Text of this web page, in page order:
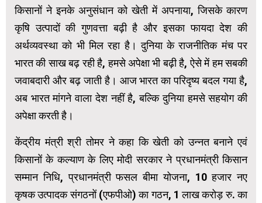
किसानों ने इनके अनुसंधान को खेती में अपनाया, जिसके कारण
कृषि उत्पादों की गुणवत्ता बढ़ी है और इसका फायदा देश की
अर्थव्यवस्था को भी मिल रहा है। दुनिया के राजनीतिक मंच पर
भारत की साख बढ़ रही है, हमसे अपेक्षा भी बढ़ी है, ऐसे में हम सबकी
जवाबदारी और बढ़ जाती है। आज भारत का परिदृष्य बदल गया है,
अब भारत मांगने वाला देश नहीं है, बल्कि दुनिया हमसे सहयोग की
अपेक्षा करती है।
केंद्रीय मंत्री श्री तोमर ने कहा कि खेती को उन्नत बनाने एवं
किसानों के कल्याण के लिए मोदी सरकार ने प्रधानमंत्री किसान
सम्मान निधि, प्रधानमंत्री फसल बीमा योजना, 10 हजार नए
कृषक उत्पादक संगठनों (एफपीओ) का गठन, 1 लाख करोड़ रु. का